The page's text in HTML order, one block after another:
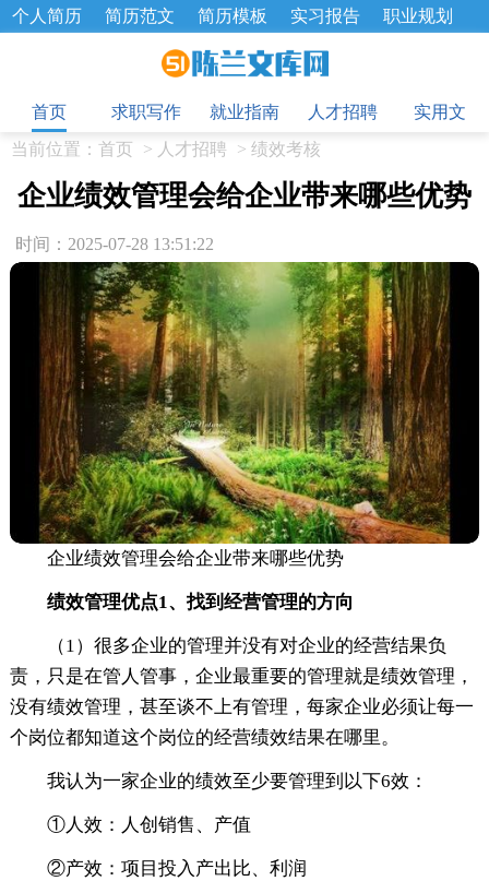
个人简历 简历范文 简历模板 实习报告
职业规划
招聘选拔 绩效考核 企业文化
工作总结
辞职报告
首页
求职写作 就业指南 人才招聘
实用文
当前位置： 首页 > 人才招聘 > 绩效考核
企业绩效管理会给企业带来哪些优势
时间：2025-07-28 13:51:22
企业绩效管理会给企业带来哪些优势
绩效管理优点1、找到经营管理的方向
（1）很多企业的管理并没有对企业的经营结果负
责，只是在管人管事，企业最重要的管理就是绩效管理，
没有绩效管理，甚至谈不上有管理，每家企业必须让每一
个岗位都知道这个岗位的经营绩效结果在哪里。
我认为一家企业的绩效至少要管理到以下6效：
①人效：人创销售、产值
②产效：项目投入产出比、利润